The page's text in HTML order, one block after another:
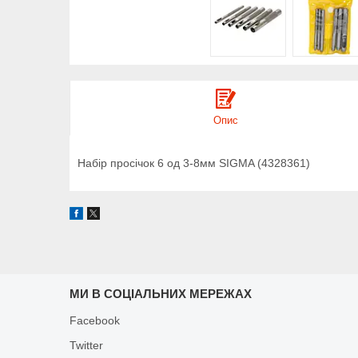
Опис
Набір просічок 6 од 3-8мм SIGMA (4328361)
МИ В СОЦІАЛЬНИХ МЕРЕЖАХ
Facebook
Twitter